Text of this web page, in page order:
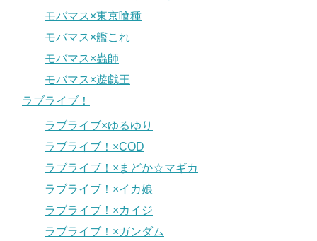
モバマス×東京喰種
モバマス×艦これ
モバマス×蟲師
モバマス×遊戯王
ラブライブ！
ラブライブ×ゆるゆり
ラブライブ！×COD
ラブライブ！×まどか☆マギカ
ラブライブ！×イカ娘
ラブライブ！×カイジ
ラブライブ！×ガンダム